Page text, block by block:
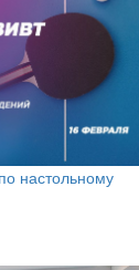
настольному